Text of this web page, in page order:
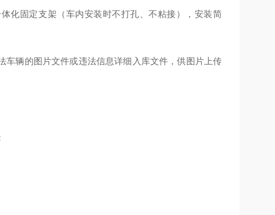
化固定支架（车内安装时不打孔、不粘接），安装简
车辆的图片文件或违法信息详细入库文件，供图片上传